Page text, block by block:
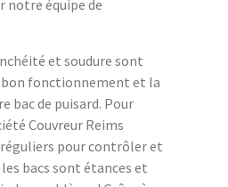
notre équipe de
et soudure sont
fonctionnement et la
bac de puisard. Pour
Couvreur Reims
pour contrôler et
bacs sont étances et